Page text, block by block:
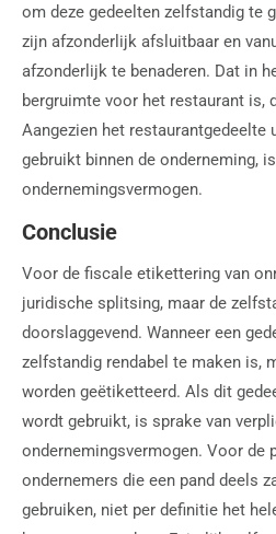
om deze gedeelten zelfstandig te
zijn afzonderlijk afsluitbaar en
afzonderlijk te benaderen. Dat in
bergruimte voor het restaurant is,
Aangezien het
gebruikt binnen de onderneming,
ondernemingsvermogen.
Conclusie
Voor de fiscale etikettering van
juridische splitsing, maar de
doorslaggevend. Wanneer een
zelfstandig rendabel te maken is,
worden geëtiketteerd. Als dit
wordt gebruikt, is sprake van
ondernemingsvermogen. Voor de
ondernemers die een pand deels
gebruiken, niet per definitie het